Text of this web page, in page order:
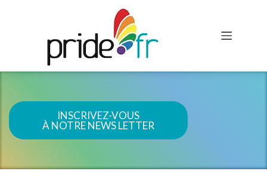
INSCRIVEZ-VOUS
À NOTRE NEWS LETTER